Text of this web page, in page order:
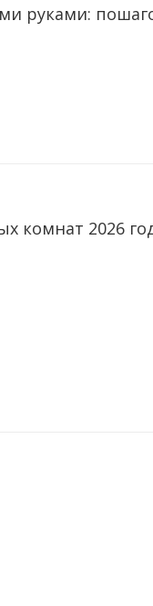
руками:
комнат 2026